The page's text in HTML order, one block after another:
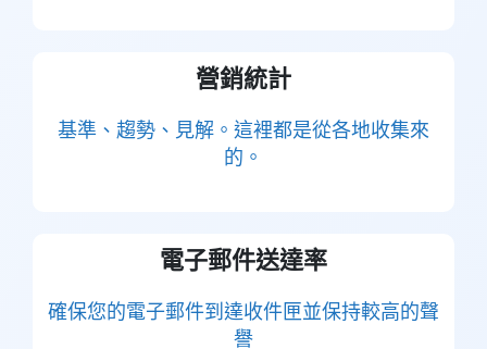
營銷統計
基準、趨勢、見解。這裡都是從各地收集來
的。
電子郵件送達率
確保您的電子郵件到達收件匣並保持較高的聲
譽